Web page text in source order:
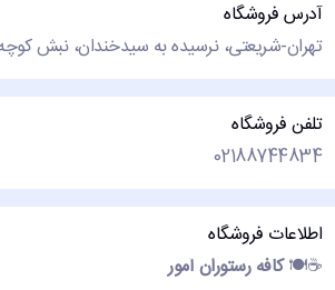
آدرس فروشگاه
تهران-شریعتی، نرسیده به سیدخندان، نبش کوچه
تلفن فروشگاه
02188744834
اطلاعات فروشگاه
☕🍽️کافه رستوران آمور